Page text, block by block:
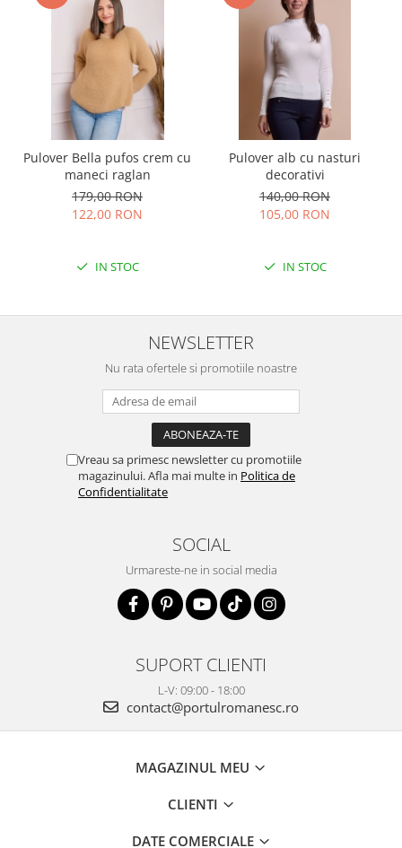
Pulover Bella pufos crem cu
maneci raglan
179,00 RON
122,00 RON
IN STOC
Pulover alb cu nasturi
decorativi
140,00 RON
105,00 RON
IN STOC
NEWSLETTER
Nu rata ofertele si promotiile noastre
Vreau sa primesc newsletter cu promotiile
magazinului. Afla mai multe in Politica de
Confidentialitate
SOCIAL
Urmareste-ne in social media
SUPORT CLIENTI
L-V: 09:00 - 18:00
contact@portulromanesc.ro
MAGAZINUL MEU
CLIENTI
DATE COMERCIALE